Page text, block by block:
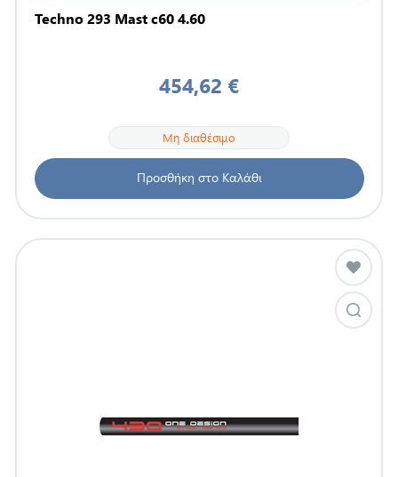
Techno 293 Mast c60 4.60
454,62 €
Μη διαθέσιμο
Προσθήκη στο Καλάθι